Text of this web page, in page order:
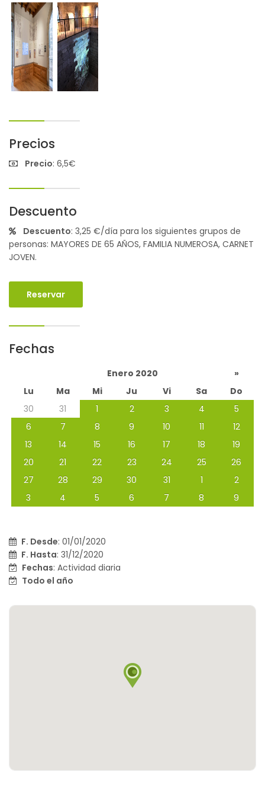
Precios
Precio: 6,5€
Descuento
Descuento: 3,25 €/día para los siguientes grupos de
personas: MAYORES DE 65 AÑOS, FAMILIA NUMEROSA, CARNET
JOVEN.
Reservar
Fechas
Enero 2020
»
Lu
Ma Mi Ju Vi Sa
Do
30
31 1 2 3 4
5
6
7 8 9 10 11
12
13
14 15 16 17 18
19
20
21 22 23 24 25
26
27
28 29 30 31 1
2
3
4 5 6 7 8 9
F. Desde: 01/01/2020
F. Hasta: 31/12/2020
Fechas: Actividad diaria
Todo el año